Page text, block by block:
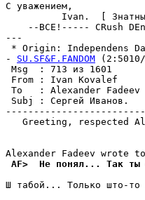
С уважением,
Ivan.  [
--ВСЕ!----- CRush
---
* Origin: Independens
- SU.SF&F.FANDOM
Msg
From : Ivan Kovalef
To   : Alexander
Subj :
Greeting, respected
AF>  Не понял... Так ты
Ш табой... Только што-